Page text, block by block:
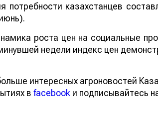
потребности казахстанцев
роста цен на социальные
недели индекс цен
интересных агроновостей
в facebook и подписывайтесь